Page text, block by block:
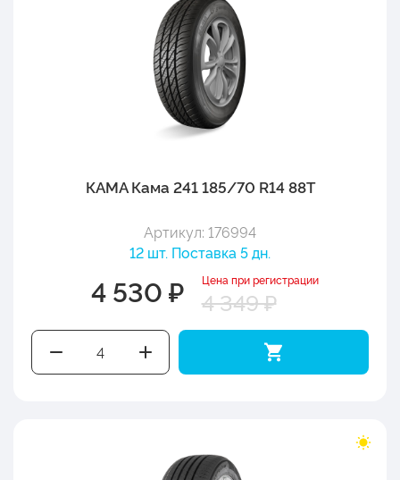
КАМА Кама 241 185/70 R14 88T
Артикул: 176994
12 шт. Поставка 5 дн.
4 530 ₽ Цена при регистрации
4 349 ₽